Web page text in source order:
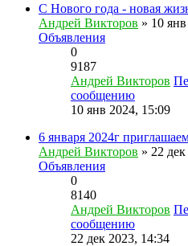
С Нового года - новая
Андрей Викторов » 10
Объявления
0
9187
Андрей Викторов
сообщению
10 янв 2024, 15:09
6 января 2024г
Андрей Викторов » 22
Объявления
0
8140
Андрей Викторов
сообщению
22 дек 2023, 14:34